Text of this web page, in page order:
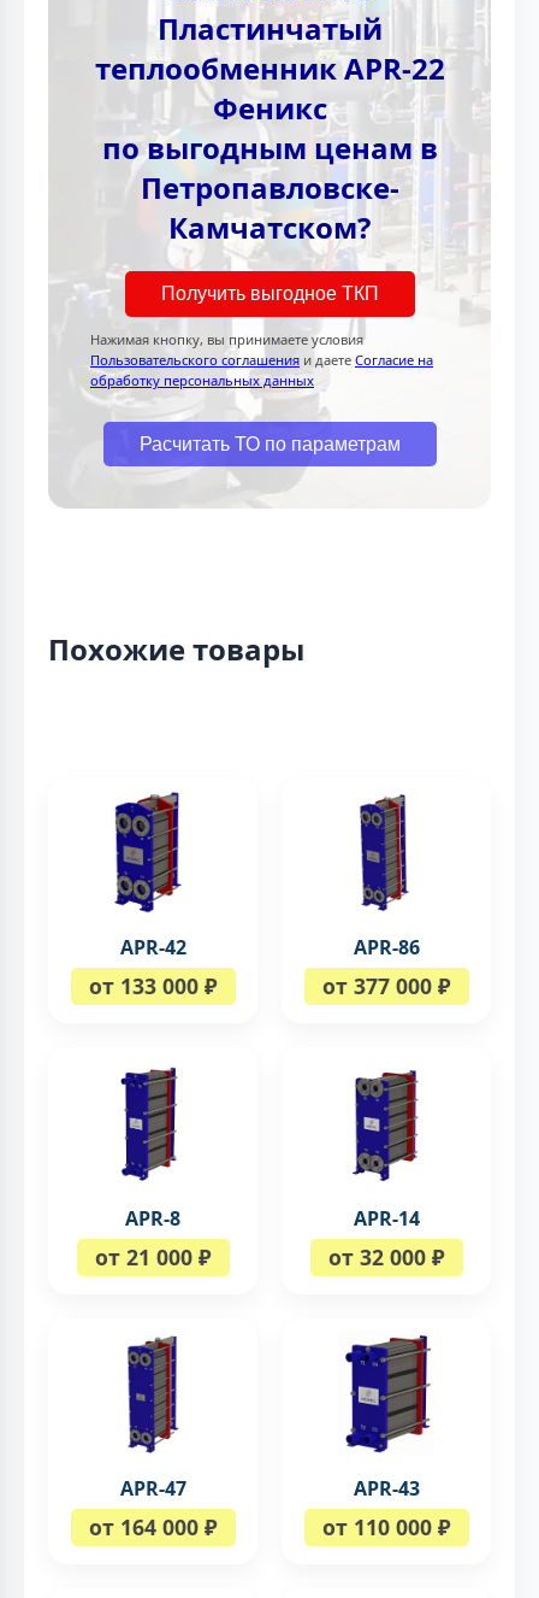
Пластинчатый
теплообменник APR-22
Феникс
по выгодным ценам в
Петропавловске-
Камчатском?
Получить выгодное ТКП
Нажимая кнопку, вы принимаете условия
Пользовательского соглашения и даете Согласие на
обработку персональных данных
Расчитать ТО по параметрам
Похожие товары
APR-42
от 133 000 ₽
APR-86
от 377 000 ₽
APR-8
от 21 000 ₽
APR-14
от 32 000 ₽
APR-47
от 164 000 ₽
APR-43
от 110 000 ₽